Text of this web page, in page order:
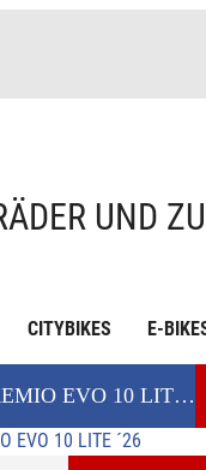
UND
CITYBIKES E-
EVO 10 LITE ´26